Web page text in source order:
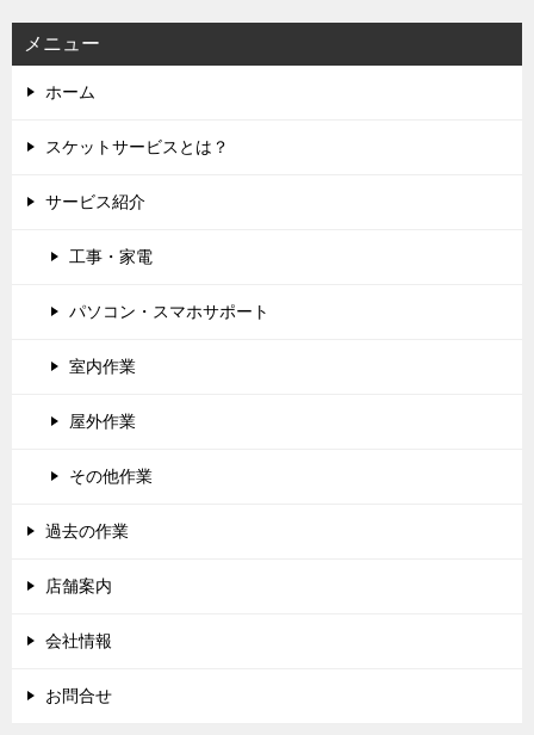
ンメニュー
ホーム
スケットサービスとは？
サービス紹介
工事・家電
パソコン・スマホサポート
室内作業
屋外作業
その他作業
過去の作業
店舗案内
会社情報
お問合せ